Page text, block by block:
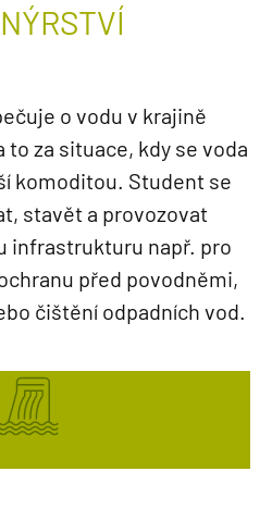
o vodu v krajině
to za situace, kdy se voda
komoditou. Student se
stavět a provozovat
infrastrukturu např. pro
před povodněmi,
čištění odpadních vod.